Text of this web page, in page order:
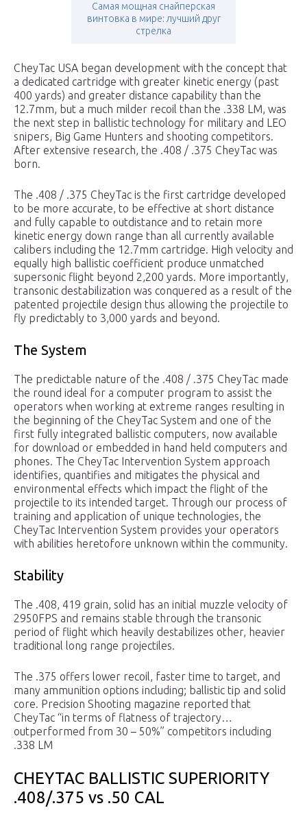
Самая мощная снайперская
винтовка в мире: лучший друг
стрелка
CheyTac USA began development with the concept that
a dedicated cartridge with greater kinetic energy (past
400 yards) and greater distance capability than the
12.7mm, but a much milder recoil than the .338 LM, was
the next step in ballistic technology for military and LEO
snipers, Big Game Hunters and shooting competitors.
After extensive research, the .408 / .375 CheyTac was
born.
The .408 / .375 CheyTac is the first cartridge developed
to be more accurate, to be effective at short distance
and fully capable to outdistance and to retain more
kinetic energy down range than all currently available
calibers including the 12.7mm cartridge. High velocity and
equally high ballistic coefficient produce unmatched
supersonic flight beyond 2,200 yards. More importantly,
transonic destabilization was conquered as a result of the
patented projectile design thus allowing the projectile to
fly predictably to 3,000 yards and beyond.
The System
The predictable nature of the .408 / .375 CheyTac made
the round ideal for a computer program to assist the
operators when working at extreme ranges resulting in
the beginning of the CheyTac System and one of the
first fully integrated ballistic computers, now available
for download or embedded in hand held computers and
phones. The CheyTac Intervention System approach
identifies, quantifies and mitigates the physical and
environmental effects which impact the flight of the
projectile to its intended target. Through our process of
training and application of unique technologies, the
CheyTac Intervention System provides your operators
with abilities heretofore unknown within the community.
Stability
The .408, 419 grain, solid has an initial muzzle velocity of
2950FPS and remains stable through the transonic
period of flight which heavily destabilizes other, heavier
traditional long range projectiles.
The .375 offers lower recoil, faster time to target, and
many ammunition options including; ballistic tip and solid
core. Precision Shooting magazine reported that
CheyTac “in terms of flatness of trajectory…
outperformed from 30 – 50%” competitors including
.338 LM
CHEYTAC BALLISTIC SUPERIORITY
.408/.375 vs .50 CAL